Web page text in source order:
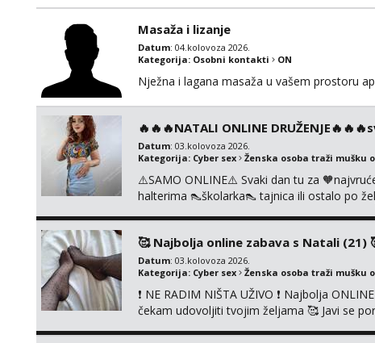
Masaža i lizanje
Datum: 04.kolovoza 2026.
Kategorija: Osobni kontakti ON
Nježna i lagana masaža u vašem prostoru
🔥🔥🔥NATALI ONLINE
Datum: 03.kolovoza 2026.
Kategorija: Cyber sex Ženska osoba traži mušku
⚠️SAMO ONLINE⚠️ Svaki dan tu za
halterima 👠školarka👠 tajnica ili ostalo po
🥰 Najbolja online zabava s Natali (21)
Datum: 03.kolovoza 2026.
Kategorija: Cyber sex Ženska osoba traži mušku
❗ NE RADIM NIŠTA UŽIVO ❗ Najbolja
čekam udovoljiti tvojim željama 🥰 Javi se